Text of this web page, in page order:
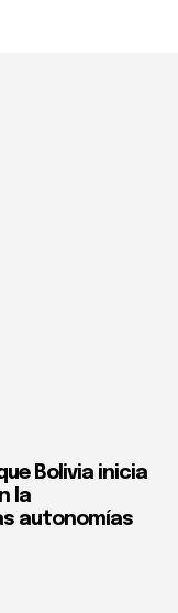
Bolivia inicia
la
autonomías